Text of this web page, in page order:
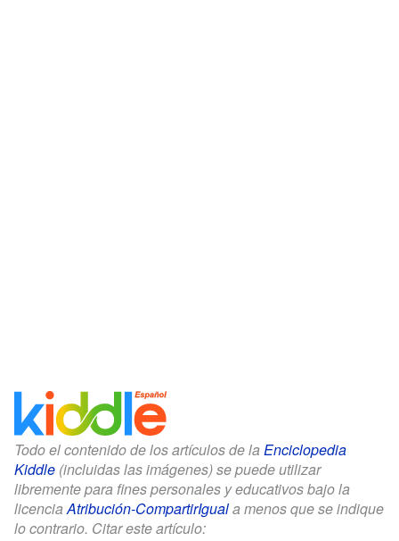
Todo el contenido de los artículos de la Enciclopedia
Kiddle (incluidas las imágenes) se puede utilizar
libremente para fines personales y educativos bajo la
licenciaAtribución-CompartirIguala menos que se indique
lo contrario. Citar este artículo: